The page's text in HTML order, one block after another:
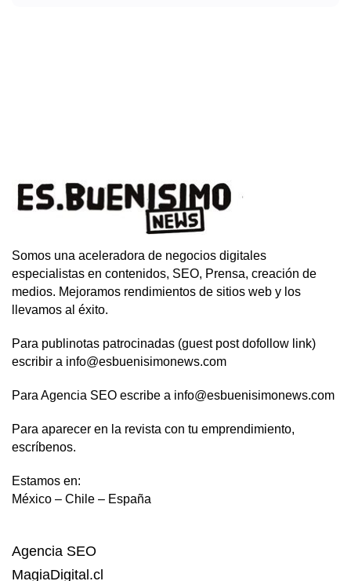
Somos una aceleradora de negocios digitales
especialistas en contenidos, SEO, Prensa, creación de
medios. Mejoramos rendimientos de sitios web y los
llevamos al éxito.
Para publinotas patrocinadas (guest post dofollow link)
escribir a info@esbuenisimonews.com
Para Agencia SEO escribe a info@esbuenisimonews.com
Para aparecer en la revista con tu emprendimiento,
escríbenos.
Estamos en:
México – Chile – España
Agencia SEO
MagiaDigital.cl